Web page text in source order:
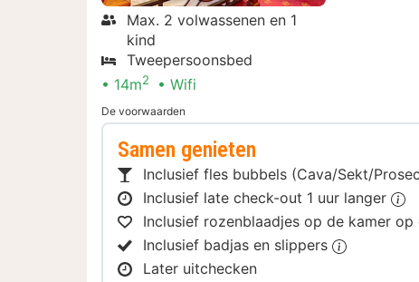
Max. 2 volwassenen en 1
kind
Tweepersoonsbed
14m2 Wifi
De voorwaarden
Samen genieten
Inclusief fles bubbels (Cava/Sekt/
Inclusief late check-out 1 uur langer
Inclusief rozenblaadjes op de kamer
Inclusief badjas en slippers
Later uitchecken